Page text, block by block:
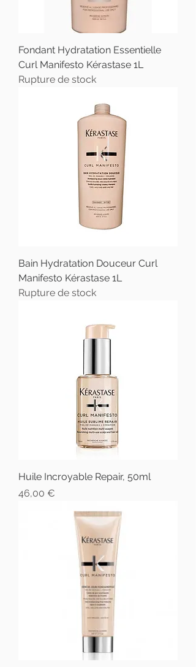
Fondant Hydratation Essentielle
Curl Manifesto Kérastase 1L
Rupture de stock
Bain Hydratation Douceur Curl
Manifesto Kérastase 1L
Rupture de stock
Huile Incroyable Repair, 50ml
Prix
46,00 €